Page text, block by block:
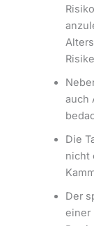
auch
Die
nicht
Der
einer